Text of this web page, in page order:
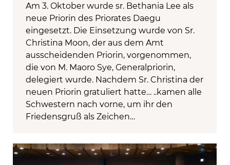
Am 3. Oktober wurde sr. Bethania Lee als
neue Priorin des Priorates Daegu
eingesetzt. Die Einsetzung wurde von Sr.
Christina Moon, der aus dem Amt
ausscheidenden Priorin, vorgenommen,
die von M. Maoro Sye, Generalpriorin,
delegiert wurde. Nachdem Sr. Christina der
neuen Priorin gratuliert hatte… ..kamen alle
Schwestern nach vorne, um ihr den
Friedensgruß als Zeichen…